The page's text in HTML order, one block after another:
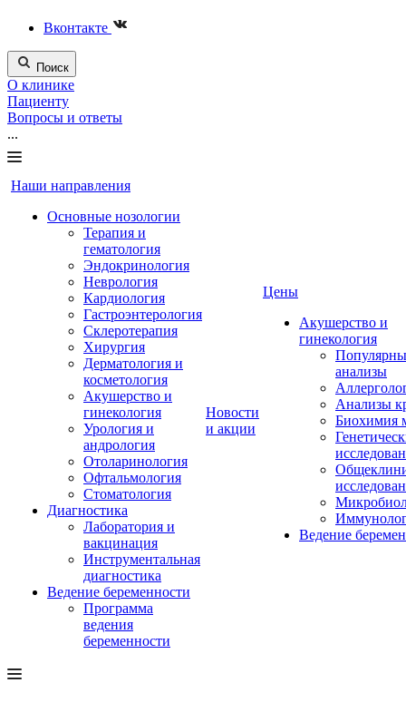
Вконтакте
Поиск
О клинике
Пациенту
Вопросы и ответы
...
Наши направления
Основные нозологии
Терапия и
гематология
Эндокринология
Неврология
Кардиология
Гастроэнтерология
Склеротерапия
Хирургия
Дерматология и
косметология
Акушерство и
гинекология
Урология и
андрология
Отоларинология
Офтальмология
Стоматология
Диагностика
Лаборатория и
вакцинация
Инструментальная
диагностика
Ведение беременности
Программа
ведения
беременности
Новости
и акции
Цены
Акушерство и
гинекология
анализы
Анализы
Биохимия
Ведение